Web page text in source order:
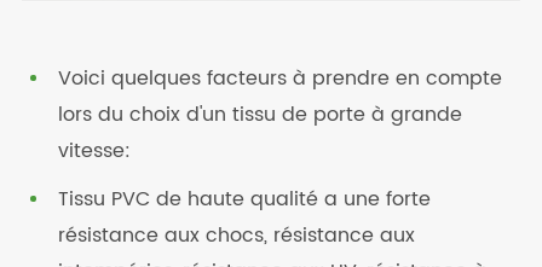
Voici quelques facteurs à prendre en compte
lors du choix d'un tissu de porte à grande
vitesse:
Tissu PVC de haute qualité a une forte
résistance aux chocs, résistance aux